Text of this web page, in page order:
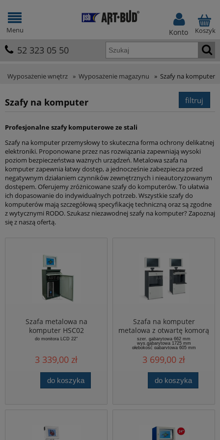
Koszyk
Konto
52 323 05 50
Menu
Wyposażenie wnętrz » Wyposażenie magazynu » Szafy na komputer
Szafy na komputer filtruj
Profesjonalne szafy komputerowe ze stali
Szafy na komputer przemysłowy to skuteczna forma ochrony delikatnej
elektroniki. Proponowane przez nas rozwiązania zapewniają wysoki
poziom bezpieczeństwa ważnych urządzeń. Metalowa szafa na
komputer zapewnia łatwy dostęp, a jednocześnie zabezpiecza przed
negatywnym działaniem czynników zewnętrznych i nieautoryzowanym
dostępem. Oferujemy zróżnicowane szafy do komputerów. To ułatwia
ich dopasowanie do indywidualnych potrzeb. Wszystkie szafy do
komputerów mają szczegółową specyfikację techniczną oraz są zgodne
z wytycznymi RODO. Szukasz niezawodnej szafy na komputer? Zapoznaj
się z naszą ofertą.
Szafa metalowa na
komputer HSC02
do monitora LCD 22"
3 339,00 zł
do koszyka
Szafa na komputer
metalowa z otwartę komorą
i wysuwaną półką HSC02a
szer. gabarytowa 662 mm
wys.gabarytowa 1725 mm
głębokość gabarytowa 605 mm
3 699,00 zł
do koszyka